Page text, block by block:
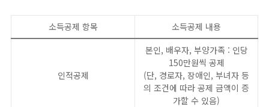
소득공제 항목 소득공제 내용
인적공제
본인, 배우자, 부양가족 : 인당
150만원씩 공제
(단, 경로자, 장애인, 부녀자 등
의 조건에 따라 공제 금액이 증
가할 수 있음)